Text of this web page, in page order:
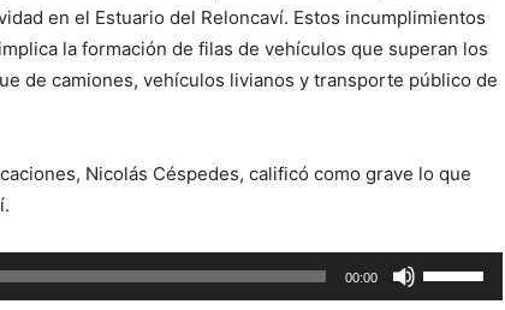
en el Estuario del Reloncaví. Estos incumplimientos
la formación de filas de vehículos que superan los
de camiones, vehículos livianos y transporte público de
Nicolás Céspedes, calificó como grave lo que
00:00
las